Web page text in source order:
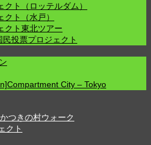
クト（ロッテルダム）
クト（水戸）
クト東北ツアー
投票プロジェクト
City – Tokyo
つきの村ウォーク
クト